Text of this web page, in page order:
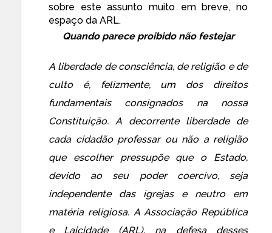
sobre este assunto muito em breve, no
espaço da ARL.
Quando parece proibido não festejar
A liberdade de consciência, de religião e de
culto é, felizmente, um dos direitos
fundamentais consignados na nossa
Constituição. A decorrente liberdade de
cada cidadão professar ou não a religião
que escolher pressupõe que o Estado,
devido ao seu poder coercivo, seja
independente das igrejas e neutro em
matéria religiosa. A Associação República
e Laicidade (ARL), na defesa desses